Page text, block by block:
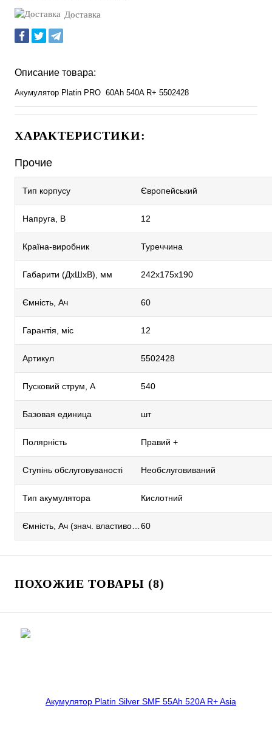
Доставка
Описание товара:
Акумулятор Platin PRO 60Ah 540A R+ 5502428
ХАРАКТЕРИСТИКИ:
Прочие
Тип корпусу Європейський
Напруга, В 12
Країна-виробник Туреччина
Габарити (ДхШхВ), мм 242х175х190
Ємність, Ач 60
Гарантія, міс 12
Артикул 5502428
Пусковий струм, А 540
Базовая единица шт
Полярність Правий +
Ступінь обслуговуваності Необслуговиваний
Тип акумулятора Кислотний
60
ПОХОЖИЕ ТОВАРЫ (8)